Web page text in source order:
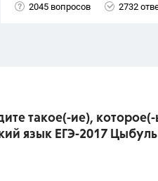
2045 вопросов 2732
такое(-ие),
язык ЕГЭ-2017